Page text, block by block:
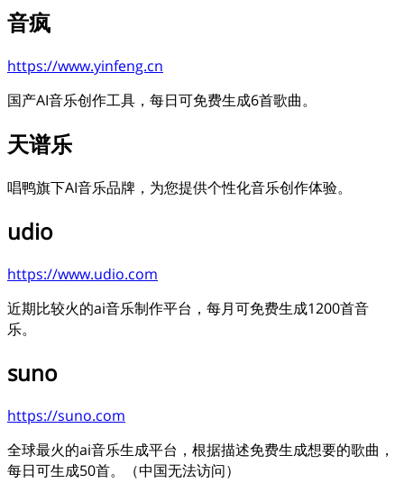
音疯
https://www.yinfeng.cn
国产AI音乐创作工具，每日可免费生成6首歌曲。
天谱乐
唱鸭旗下AI音乐品牌，为您提供个性化音乐创作体验。
udio
https://www.udio.com
近期比较火的ai音乐制作平台，每月可免费生成1200首音
乐。
suno
https://suno.com
全球最火的ai音乐生成平台，根据描述免费生成想要的歌曲，
每日可生成50首。（中国无法访问）